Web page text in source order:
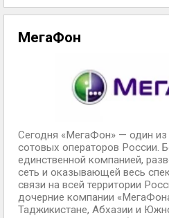
МегаФон
Сегодня «МегаФон» — один из
сотовых операторов России.
единственной компанией,
сеть и оказывающей весь
связи на всей территории
дочерние компании
Таджикистане, Абхазии и